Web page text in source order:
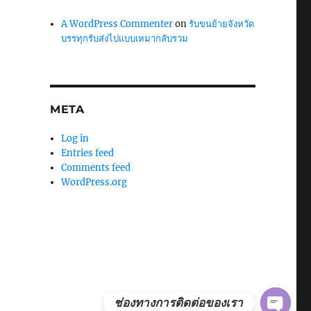
A WordPress Commenteronรับขนย้ายจังหวัด
บรรทุกรับส่งไปแบบเหมากลับรวม
META
Log in
Entries feed
Comments feed
WordPress.org
ช่องทางการติดต่อของเรา